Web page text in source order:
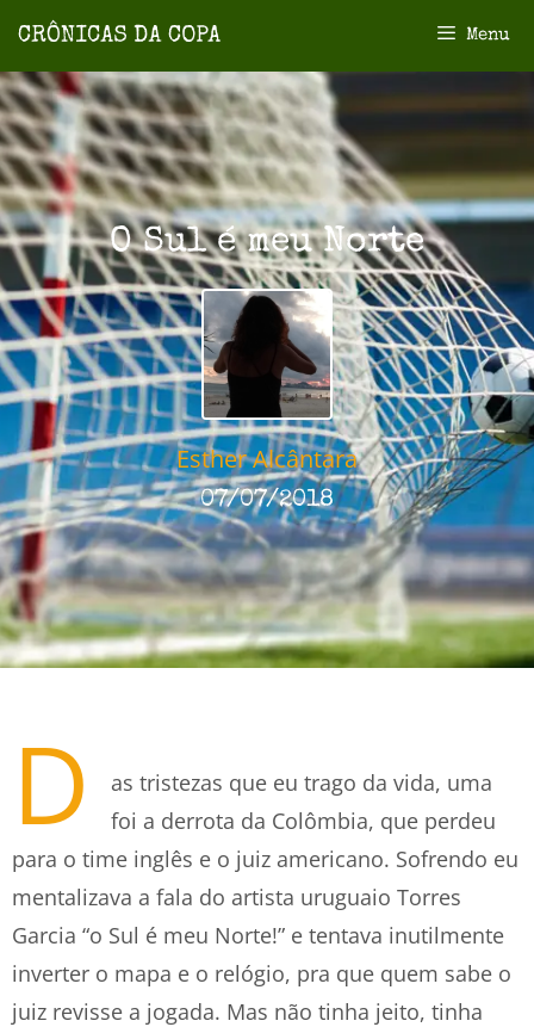
Menu
O Sul é meu Norte
Esther Alcântara
07/07/2018
D
as tristezas que eu trago da vida, uma
foi a derrota da Colômbia, que perdeu
para o time inglês e o juiz americano. Sofrendo eu
mentalizava a fala do artista uruguaio Torres
Garcia “o Sul é meu Norte!” e tentava inutilmente
inverter o mapa e o relógio, pra que quem sabe o
juiz revisse a jogada. Mas não tinha jeito, tinha